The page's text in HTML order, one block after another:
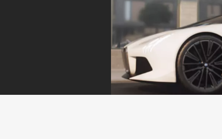
Service – proprio quando serve.